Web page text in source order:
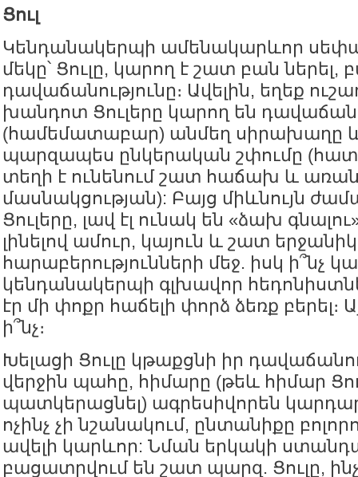
Ցուլ
Կենդանակերպի ամենակարևոր
մեկը՝ Ցուլը, կարող է շատ բան ներել,
դավաճանությունը։ Ավելին, եղեք
խանդոտ Ցուլերը կարող են
(համեմատաբար) անմեղ սիրախաղը և
պարզապես ընկերական շփումը
տեղի է ունենում շատ հաճախ և
մասնակցության): Բայց միևնույն
Ցուլերը, լավ էլ ունակ են «ձախ
լինելով ամուր, կայուն և շատ երջանիկ
հարաբերությունների մեջ. իսկ ի՞նչ
կենդանակերպի գլխավոր
էր մի փոքր հաճելի փորձ ձեռք բերել։
ի՞նչ։
Խելացի Ցուլը կթաքցնի իր
վերջին պահը, հիմարը (թեև հիմար
պատկերացնել) ագրեսիվորեն
ոչինչ չի նշանակում, ընտանիքը
ավելի կարևոր: Նման երկակի
բացատրվում են շատ պարզ. Ցուլը,